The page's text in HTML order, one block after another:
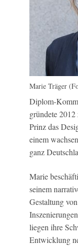
Marie Träger
Diplom-
gründete
Prinz das
einem
ganz
Marie
seinem
Gestaltung
liegen ihre
Entwicklung